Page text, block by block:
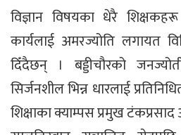
विज्ञान विषयका धेरै
कार्यलाई अमरज्योति लगायत
दिँदैछन् । बड्डीचौरको
सिर्जनशील भिन्न धारलाई
शिक्षाका क्याम्पस प्रमुख